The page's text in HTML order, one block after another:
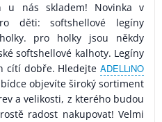
u nás skladem! Novinka v
děti: softshellové legíny
pro holky jsou někdy
softshellové kalhoty. Legíny
cítí dobře. HledejteADELLiNO
objevíte široký sortiment
a velikosti, z kterého budou
radost nakupovat! Velmi